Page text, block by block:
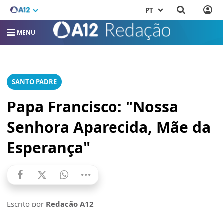
PT
MENU
SANTO PADRE
Papa Francisco: "Nossa
Senhora Aparecida, Mãe da
Esperança"
Escrito por Redação A12